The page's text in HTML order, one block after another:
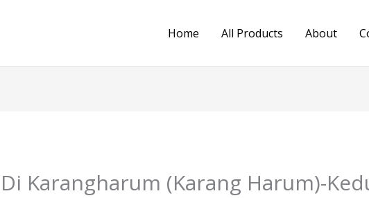
Home All Products About
Karangharum (Karang Harum)-